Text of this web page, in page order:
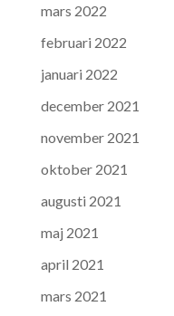
mars 2022
februari 2022
januari 2022
december 2021
november 2021
oktober 2021
augusti 2021
maj 2021
april 2021
mars 2021